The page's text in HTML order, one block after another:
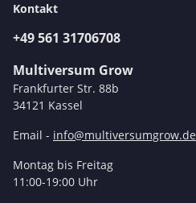
Kontakt
+49 561 31706708
Multiversum Grow
Frankfurter Str. 88b
34121 Kassel
Email - info@multiversumgrow.de
Montag bis Freitag
11:00-19:00 Uhr